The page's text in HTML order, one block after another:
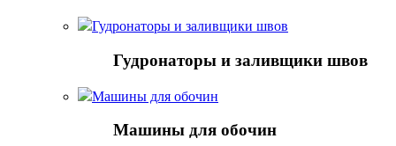
Гудронаторы и заливщики швов
Гудронаторы и заливщики швов
Машины для обочин
Машины для обочин